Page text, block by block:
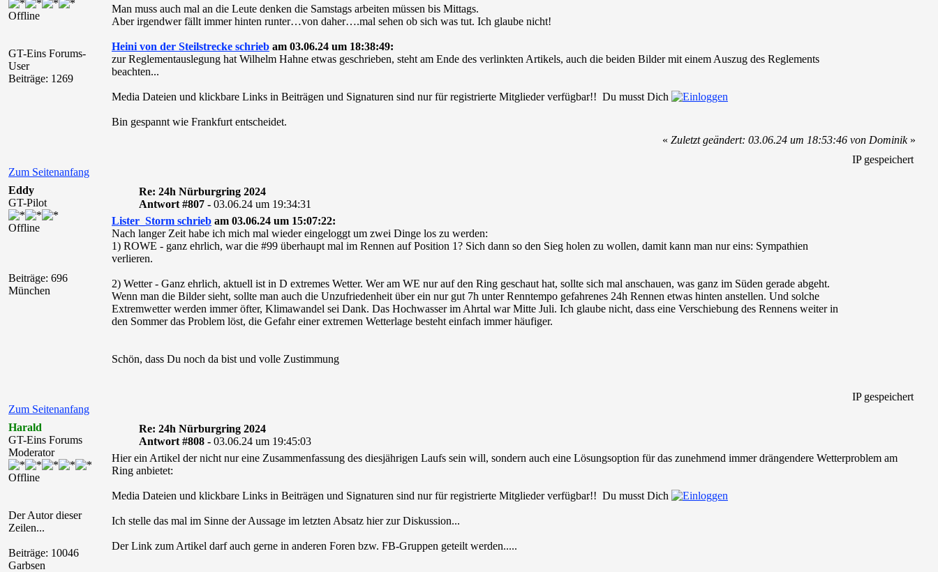
Offline
GT-Eins Forums-
User
Beiträge: 1269
Man muss auch mal an die Leute denken die Samstags arbeiten müssen bis Mittags.
Aber irgendwer fällt immer hinten runter…von daher….mal sehen ob sich was tut. Ich glaube nicht!
Heini von der Steilstrecke schrieb am 03.06.24 um 18:38:49:
zur Reglementauslegung hat Wilhelm Hahne etwas geschrieben, steht am Ende des verlinkten Artikels, auch die beiden Bilder mit einem Auszug des Reglements
beachten...
Media Dateien und klickbare Links in Beiträgen und Signaturen sind nur für registrierte Mitglieder verfügbar!! Du musst Dich
Bin gespannt wie Frankfurt entscheidet.
Zum Seitenanfang
«Zuletzt geändert: 03.06.24 um 18:53:46 von Dominik»
IP gespeichert
Eddy
GT-Pilot
Offline
Beiträge: 696
München
Re: 24h Nürburgring 2024
Antwort #807 - 03.06.24 um 19:34:31
Lister_Storm schrieb am 03.06.24 um 15:07:22:
Nach langer Zeit habe ich mich mal wieder eingeloggt um zwei Dinge los zu werden:
1) ROWE - ganz ehrlich, war die #99 überhaupt mal im Rennen auf Position 1? Sich dann so den Sieg holen zu wollen, damit kann man nur eins: Sympathien
verlieren.
2) Wetter - Ganz ehrlich, aktuell ist in D extremes Wetter. Wer am WE nur auf den Ring geschaut hat, sollte sich mal anschauen, was ganz im Süden gerade abgeht.
Wenn man die Bilder sieht, sollte man auch die Unzufriedenheit über ein nur gut 7h unter Renntempo gefahrenes 24h Rennen etwas hinten anstellen. Und solche
Extremwetter werden immer öfter, Klimawandel sei Dank. Das Hochwasser im Ahrtal war Mitte Juli. Ich glaube nicht, dass eine Verschiebung des Rennens weiter in
den Sommer das Problem löst, die Gefahr einer extremen Wetterlage besteht einfach immer häufiger.
Schön, dass Du noch da bist und volle Zustimmung
Zum Seitenanfang
IP gespeichert
Harald
GT-Eins Forums
Moderator
Offline
Der Autor dieser
Zeilen...
Beiträge: 10046
Garbsen
Re: 24h Nürburgring 2024
Antwort #808 - 03.06.24 um 19:45:03
Hier ein Artikel der nicht nur eine Zusammenfassung des diesjährigen Laufs sein will, sondern auch eine Lösungsoption für das zunehmend immer drängendere Wetterproblem am
Ring anbietet:
Media Dateien und klickbare Links in Beiträgen und Signaturen sind nur für registrierte Mitglieder verfügbar!! Du musst Dich
Ich stelle das mal im Sinne der Aussage im letzten Absatz hier zur Diskussion...
Der Link zum Artikel darf auch gerne in anderen Foren bzw. FB-Gruppen geteilt werden.....